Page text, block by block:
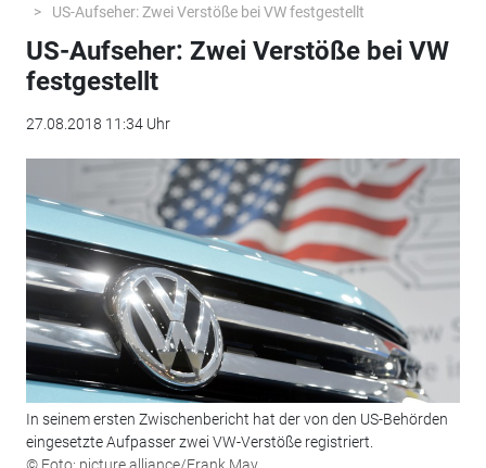
US-Aufseher: Zwei Verstöße bei VW festgestellt
US-Aufseher: Zwei Verstöße bei VW
festgestellt
27.08.2018 11:34 Uhr
In seinem ersten Zwischenbericht hat der von den US-Behörden
eingesetzte Aufpasser zwei VW-Verstöße registriert.